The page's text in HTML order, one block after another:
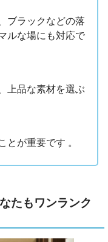
ブラックなどの落
ルな場にも対応で
上品な素材を選ぶ
とが重要です 。
たもワンランク